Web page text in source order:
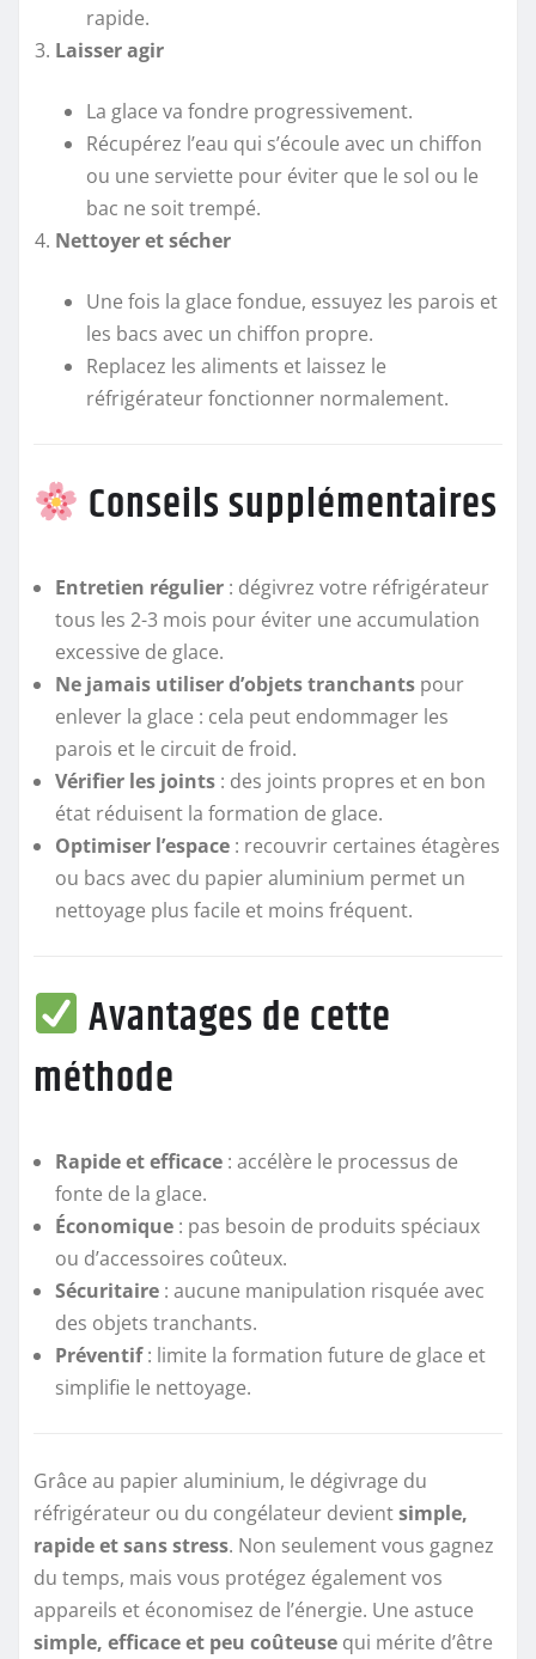
rapide.
Laisser agir
La glace va fondre progressivement.
Récupérez l’eau qui s’écoule avec un chiffon
ou une serviette pour éviter que le sol ou le
bac ne soit trempé.
Nettoyer et sécher
Une fois la glace fondue, essuyez les parois et
les bacs avec un chiffon propre.
Replacez les aliments et laissez le
réfrigérateur fonctionner normalement.
Conseils supplémentaires
Entretien régulier : dégivrez votre réfrigérateur
tous les 2-3 mois pour éviter une accumulation
excessive de glace.
Ne jamais utiliser d’objets tranchants pour
enlever la glace : cela peut endommager les
parois et le circuit de froid.
Vérifier les joints : des joints propres et en bon
état réduisent la formation de glace.
Optimiser l’espace : recouvrir certaines étagères
ou bacs avec du papier aluminium permet un
nettoyage plus facile et moins fréquent.
Avantages de cette
méthode
Rapide et efficace : accélère le processus de
fonte de la glace.
Économique : pas besoin de produits spéciaux
ou d’accessoires coûteux.
Sécuritaire : aucune manipulation risquée avec
des objets tranchants.
Préventif: limite la formation future de glace et
simplifie le nettoyage.
Grâce au papier aluminium, le dégivrage du
réfrigérateur ou du congélateur devientsimple,
rapide et sans stress. Non seulement vous gagnez
du temps, mais vous protégez également vos
appareils et économisez de l’énergie. Une astuce
simple, efficace et peu coûteuse qui mérite d’être